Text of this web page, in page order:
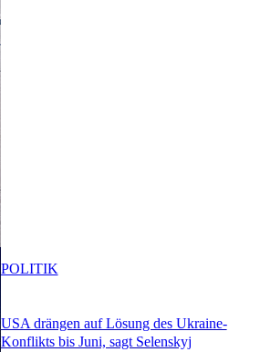
USA drängen auf Lösung des Ukraine-
Konflikts bis Juni, sagt Selenskyj
POLITIK